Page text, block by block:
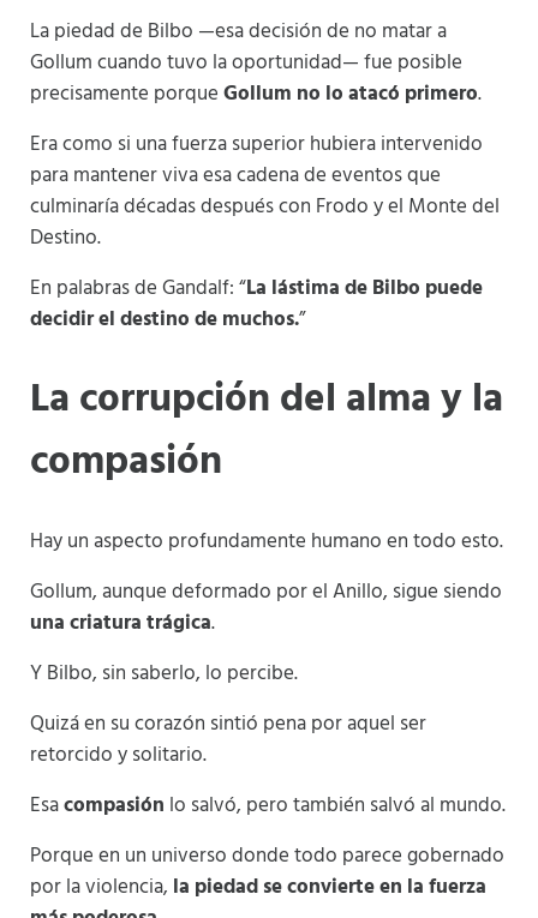
La piedad de Bilbo —esa decisión de no matar a
Gollum cuando tuvo la oportunidad— fue posible
precisamente porqueGollum no lo atacó primero.
Era como si una fuerza superior hubiera intervenido
para mantener viva esa cadena de eventos que
culminaría décadas después con Frodo y el Monte del
Destino.
En palabras de Gandalf: “La lástima de Bilbo puede
decidir el destino de muchos.”
La corrupción del alma y la
compasión
Hay un aspecto profundamente humano en todo esto.
Gollum, aunque deformado por el Anillo, sigue siendo
una criatura trágica.
Y Bilbo, sin saberlo, lo percibe.
Quizá en su corazón sintió pena por aquel ser
retorcido y solitario.
Esacompasión lo salvó, pero también salvó al mundo.
Porque en un universo donde todo parece gobernado
por la violencia, la piedad se convierte en la fuerza